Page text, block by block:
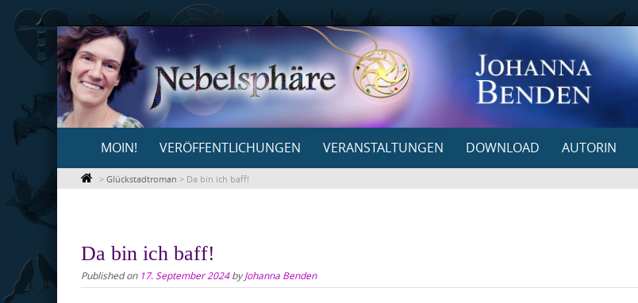
Skip
to
content
content
MOIN! VERÖFFENTLICHUNGEN VERANSTALTUNGEN DOWNLOAD AUTORIN
> Glückstadtroman > Da bin ich baff!
Da bin ich baff!
Published on 17. September 2024byJohanna Benden